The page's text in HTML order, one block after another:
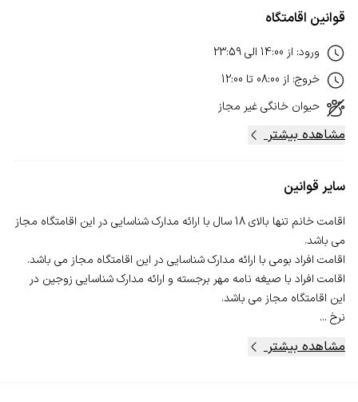
قوانین اقامتگاه
ورود: از 14:00 الی23:59
خروج: از 08:00 تا 12:00
حیوان خانگیغیر مجاز
مشاهده بیشتر
سایر قوانین
اقامت خانم تنها بالای 18 سال با ارائه مدارک شناسایی در این اقامتگاه مجاز
اقامت افراد با صیغه نامه مهر برجسته و ارائه مدارک شناسایی زوجین در
نرخ ...
مشاهده بیشتر